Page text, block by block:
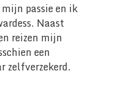
passie en ik
Naast
reizen mijn
een
zelfverzekerd.